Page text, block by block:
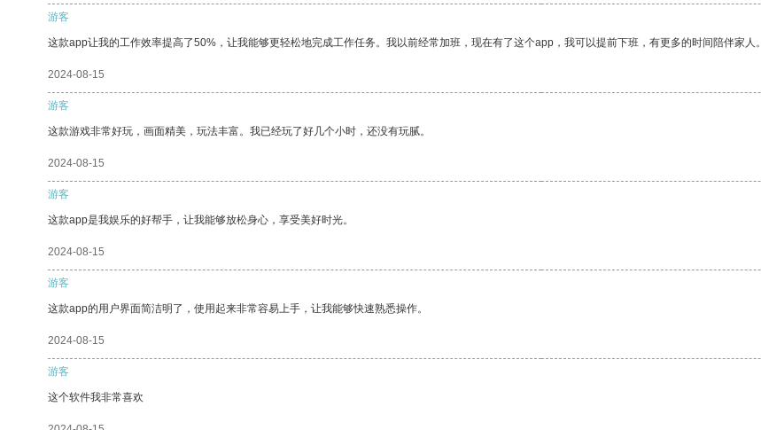
游客
这款app让我的工作效率提高了50%，让我能够更轻松地完成工作任务。我以前经常加班，现在有了这个app，我可以提前下班，有更多的时间陪伴家人。
2024-08-15
游客
这款游戏非常好玩，画面精美，玩法丰富。我已经玩了好几个小时，还没有玩腻。
2024-08-15
游客
这款app是我娱乐的好帮手，让我能够放松身心，享受美好时光。
2024-08-15
游客
这款app的用户界面简洁明了，使用起来非常容易上手，让我能够快速熟悉操作。
2024-08-15
游客
这个软件我非常喜欢